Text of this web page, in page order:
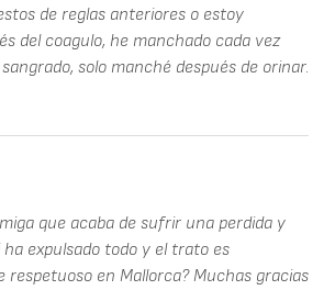
de reglas anteriores o estoy
del coagulo, he manchado cada vez
solo manché después de orinar.
que acaba de sufrir una perdida y
ha expulsado todo y el trato es
respetuoso en Mallorca? Muchas gracias